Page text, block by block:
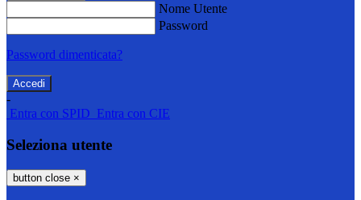
Nome Utente
Password
Password dimenticata?
-
Entra con SPID Entra con CIE
Seleziona utente
button close ×